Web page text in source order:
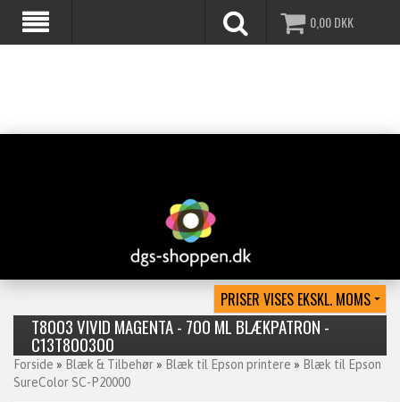
0,00DKK
T8003 VIVID MAGENTA - 700 ML BLÆKPATRON -
C13T800300
Forside » Blæk & Tilbehør » Blæk til Epson printere » Blæk til Epson
SureColor SC-P20000